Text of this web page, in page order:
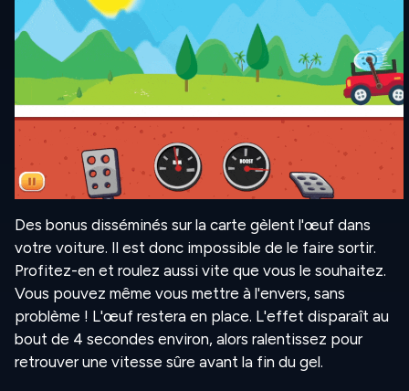
Des bonus disséminés sur la carte gèlent l'œuf dans
votre voiture. Il est donc impossible de le faire sortir.
Profitez-en et roulez aussi vite que vous le souhaitez.
Vous pouvez même vous mettre à l'envers, sans
problème ! L'œuf restera en place. L'effet disparaît au
bout de 4 secondes environ, alors ralentissez pour
retrouver une vitesse sûre avant la fin du gel.